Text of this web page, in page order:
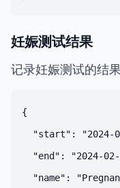
妊娠测试结果
记录妊娠测试的结果
{
"start": "2024-
"end": "2024-
"name":